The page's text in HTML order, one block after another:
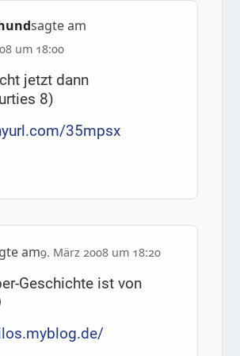
sagte am
um 18:00
jetzt dann
8)
35mpsx
am9. März 2008 um 18:20
Geschichte ist von